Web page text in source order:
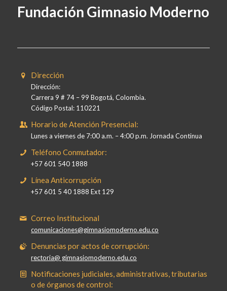
Fundación Gimnasio Moderno
Dirección
Dirección:
Carrera 9 # 74 – 99 Bogotá, Colombia.
Código Postal: 110221
Horario de Atención Presencial:
Lunes a viernes de 7:00 a.m. – 4:00 p.m. Jornada Continua
Teléfono Conmutador:
+57 601 540 1888
Línea Anticorrupción
+57 601 5 40 1888 Ext 129
Correo Institucional
comunicaciones@gimnasiomoderno.edu.co
Denuncias por actos de corrupción:
rectoria@ gimnasiomoderno.edu.co
Notificaciones judiciales, administrativas, tributarias
o de órganos de control: